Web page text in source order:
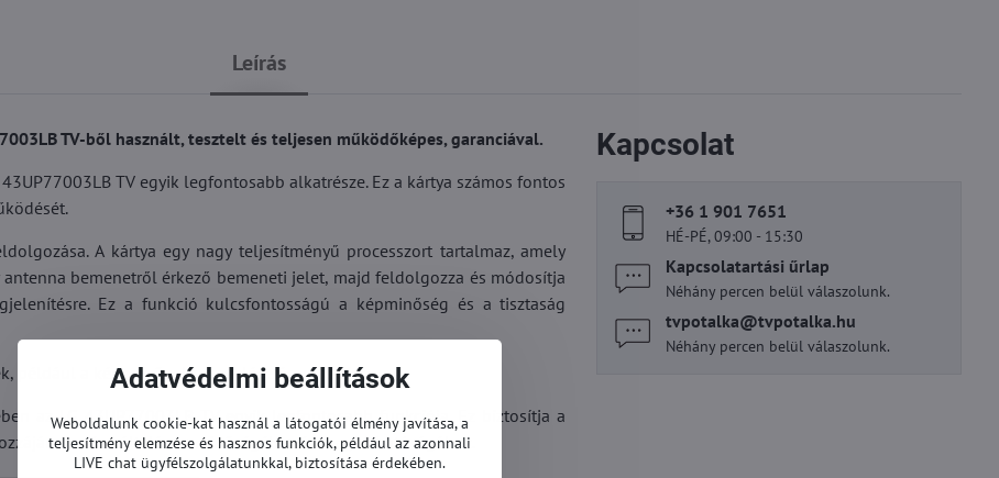
Leírás
TV-ből használt, tesztelt és teljesen működőképes, garanciával.
TV egyik legfontosabb alkatrésze. Ez a kártya számos fontos
A kártya egy nagy teljesítményű processzort tartalmaz, amely
bemenetről érkező bemeneti jelet, majd feldolgozza és módosítja
Ez a funkció kulcsfontosságú a képminőség és a tisztaság
például a képernyőnek a kezelése és vezérlése.
az LG 43UP77003LB TV egyik legfontosabb funkciója. Ez biztosítja a
a tévé általános minőségéhez és megbízhatóságához.
Kapcsolat
+36 1 901 7651
HÉ-PÉ, 09:00 - 15:30
Kapcsolatartási űrlap
Néhány percen belül válaszolunk.
tvpotalka​@tvpotalka​.hu
Néhány percen belül válaszolunk.
Adatvédelmi beállítások
Weboldalunk cookie-kat használ a látogatói élmény javítása, a
teljesítmény elemzése és hasznos funkciók, például az azonnali
LIVE chat ügyfélszolgálatunkkal, biztosítása érdekében.